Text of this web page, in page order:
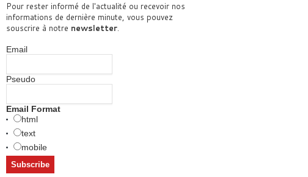
Pour rester informé de l'actualité ou recevoir nos
informations de dernière minute, vous pouvez
souscrire à notre newsletter.
Email
Pseudo
Email Format
html
text
mobile